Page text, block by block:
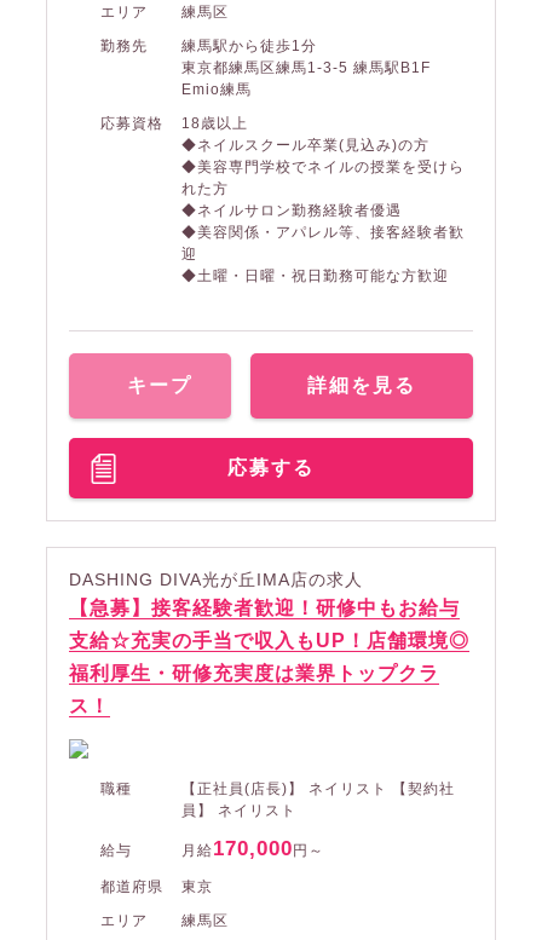
エリア
練馬区
勤務先
練馬駅から徒歩1分
東京都練馬区練馬1-3-5 練馬駅B1F
Emio練馬
応募資格
18歳以上
◆ネイルスクール卒業(見込み)の方
◆美容専門学校でネイルの授業を受けら
れた方
◆ネイルサロン勤務経験者優遇
◆美容関係・アパレル等、接客経験者歓
迎
◆土曜・日曜・祝日勤務可能な方歓迎
キープ 詳細を見る
応募する
DASHING DIVA光が丘IMA店の求人
【急募】接客経験者歓迎！研修中もお給与
支給☆充実の手当で収入もUP！店舗環境◎
福利厚生・研修充実度は業界トップクラ
ス！
職種
【正社員(店長)】 ネイリスト 【契約社
員】 ネイリスト
給与 月給170,000 円～
都道府県
東京
エリア
練馬区